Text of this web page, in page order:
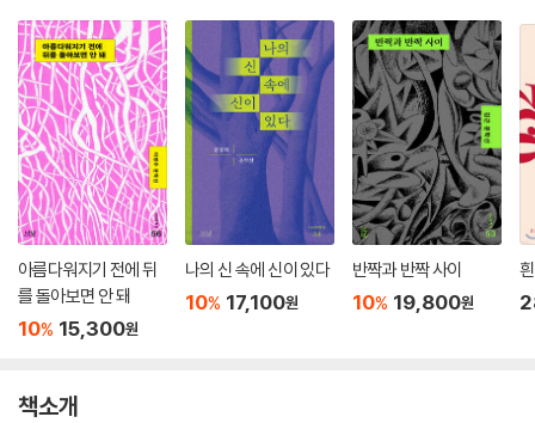
아름다워지기 전에 뒤
를 돌아보면 안 돼
10% 15,300원
나의 신 속에 신이 있다
10% 17,100원
반짝과 반짝 사이
10% 19,800원
책소개